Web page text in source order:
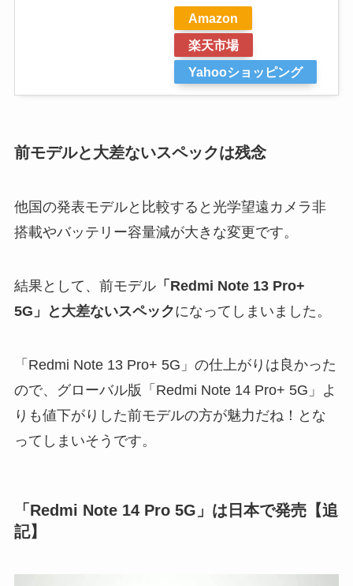
Amazon
楽天市場
Yahooショッピング
前モデルと大差ないスペックは残念
他国の発表モデルと比較すると光学望遠カメラ非
搭載やバッテリー容量減が大きな変更です。
結果として、前モデル「Redmi Note 13 Pro+
5G」と大差ないスペックになってしまいました。
「Redmi Note 13 Pro+ 5G」の仕上がりは良かった
ので、グローバル版「Redmi Note 14 Pro+ 5G」よ
りも値下がりした前モデルの方が魅力だね！とな
ってしまいそうです。
「Redmi Note 14 Pro 5G」は日本で発売【追
記】